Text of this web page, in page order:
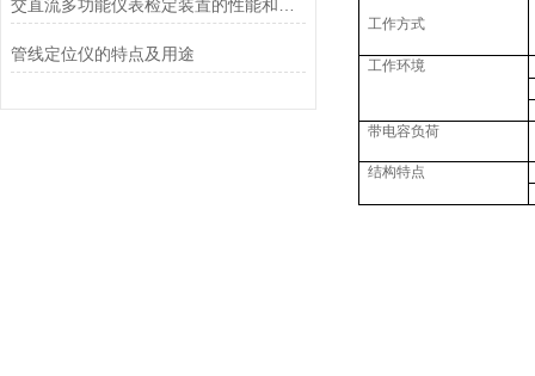
管线定位仪的特点及用途
工作方式
工作环境
带电容负荷
结构特点